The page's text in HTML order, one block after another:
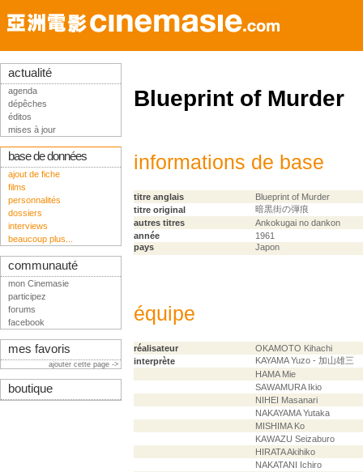
Blueprint of Murder
informations de base
titre anglais
Blueprint of Murder
titre original
暗黒街の弾痕
autres titres
Ankokugai no dankon
année
1961
pays
Japon
équipe
réalisateur
OKAMOTO Kihachi
interprète
KAYAMA Yuzo - 加山雄三
HAMA Mie
SAWAMURA Ikio
NIHEI Masanari
NAKAYAMA Yutaka
MISHIMA Ko
KAWAZU Seizaburo
HIRATA Akihiko
NAKATANI Ichiro
actualité
agenda
dépêches
éditos
mises à jour
base de données
ajout de fiche
films
personnalités
dossiers
interviews
beaucoup plus...
communauté
mon Cinemasie
participez
forums
facebook
mes favoris
ajouter cette page ->
boutique